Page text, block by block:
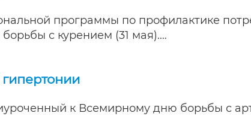
программы по профилактике
с курением (31 мая).…
к Всемирному дню борьбы с